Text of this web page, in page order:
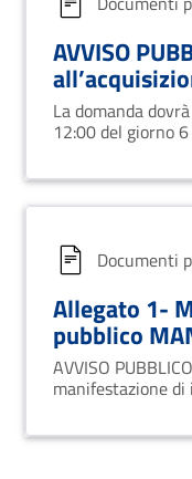
AVVISO
interesse
co-
e di
nell’ambito
estive 2025
La domanda
Documenti
Allegato 1-
pubblico
2025
AVVISO
manifestazione di